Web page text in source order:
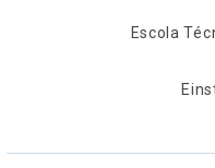
Escola